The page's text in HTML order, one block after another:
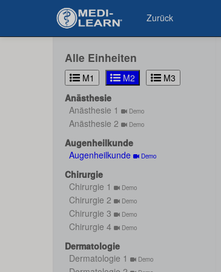
Zurück
Alle Einheiten
M1 M2
M3
Anästhesie
Anästhesie 1
Demo
Anästhesie 2 Demo
Augenheilkunde
Augenheilkunde
Demo
Chirurgie
Chirurgie 1
Demo
Chirurgie 2 Demo
Chirurgie 3 Demo
Chirurgie 4 Demo
Dermatologie
Dermatologie 1
Demo